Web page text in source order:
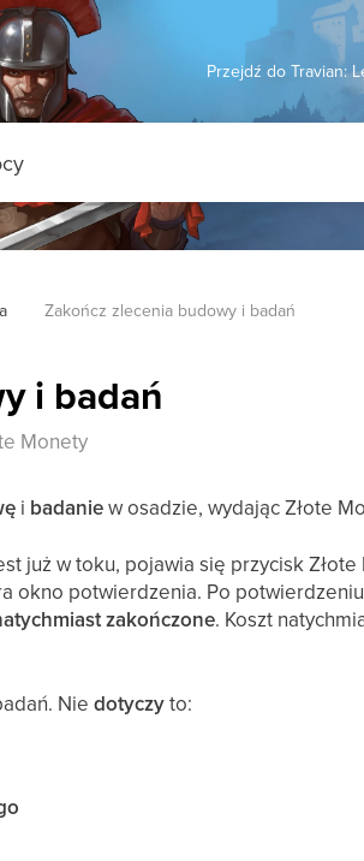
Przejdź do Travian:
Zakończ zlecenia budowy i badań
i badań
Monety
i badaniew osadzie, wydając Złote
już w toku, pojawia się przycisk
okno potwierdzenia. Po
zakończone. Koszt
Niedotyczyto: